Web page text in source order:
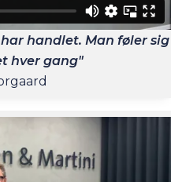
handlet. Man føler sig
hver gang"